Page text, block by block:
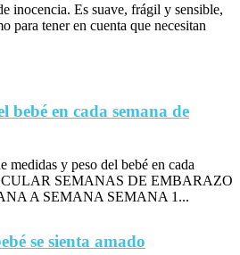
inocencia. Es suave, frágil y sensible,
para tener en cuenta que necesitan
bebé en cada semana de
medidas y peso del bebé en cada
SEMANAS DE EMBARAZO
A SEMANA SEMANA 1...
se sienta amado